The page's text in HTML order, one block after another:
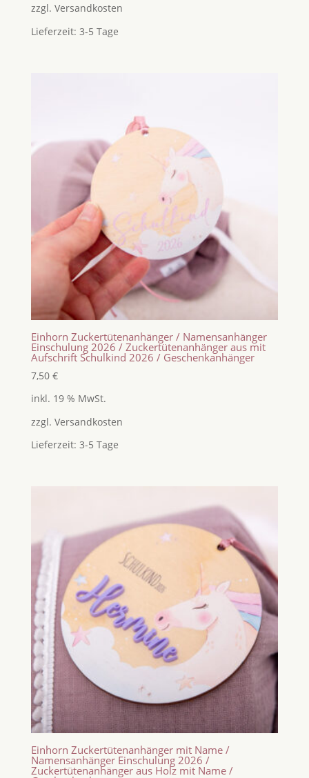
zzgl. Versandkosten
Lieferzeit: 3-5 Tage
Einhorn Zuckertütenanhänger / Namensanhänger
Einschulung 2026 / Zuckertütenanhänger aus mit
Aufschrift Schulkind 2026 / Geschenkanhänger
7,50 €
inkl. 19 % MwSt.
zzgl. Versandkosten
Lieferzeit: 3-5 Tage
Einhorn Zuckertütenanhänger mit Name /
Namensanhänger Einschulung 2026 /
Zuckertütenanhänger aus Holz mit Name /